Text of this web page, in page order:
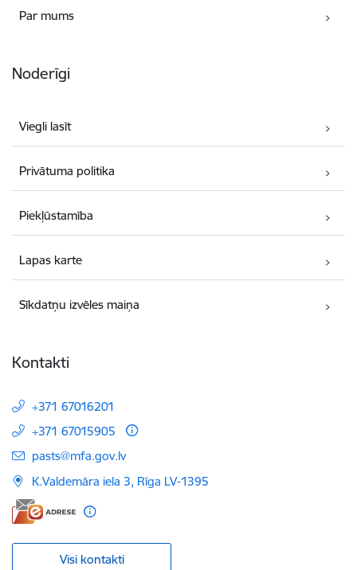
Par mums
Noderīgi
Viegli lasīt
Privātuma politika
Piekļūstamība
Lapas karte
Sīkdatņu izvēles maiņa
Kontakti
+371 67016201
+371 67015905
E-pasts:
pasts@mfa.gov.lv
K.Valdemāra iela 3, Rīga LV-1395
Visi kontakti